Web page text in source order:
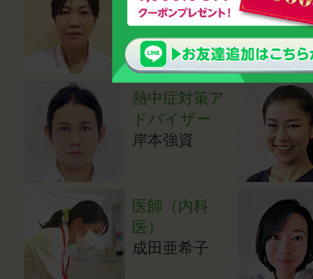
小川登志子
熱中症対策ア
ドバイザー
岸本強資
医師（内科
医）
成田亜希子